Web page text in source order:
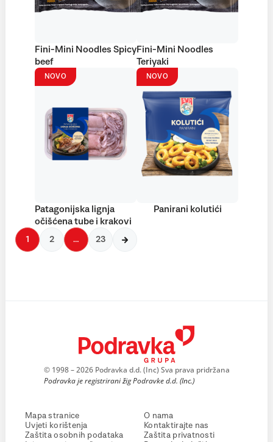
Fini-Mini Noodles Spicy
beef
Fini-Mini Noodles
Teriyaki
NOVO
Patagonijska lignja
očišćena tube i krakovi
NOVO
Panirani kolutići
1 2 … 23
© 1998 – 2026 Podravka d.d. (Inc) Sva prava pridržana
Podravka je registrirani žig Podravke d.d. (Inc.)
Mapa stranice
Uvjeti korištenja
Zaštita osobnih podataka
O nama
Kontaktirajte nas
Zaštita privatnosti